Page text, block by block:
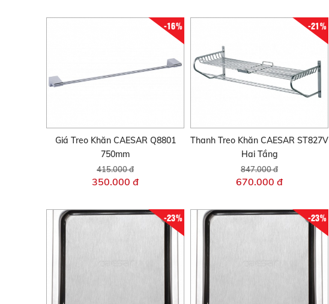
-16%
Giá Treo Khăn CAESAR Q8801
750mm
415.000 đ
350.000 đ
-21%
Thanh Treo Khăn CAESAR ST827V
Hai Tầng
847.000 đ
670.000 đ
-23% -23%